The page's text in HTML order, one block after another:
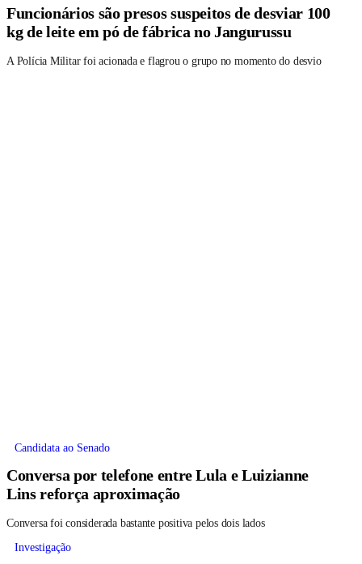
Funcionários são presos suspeitos de desviar 100
kg de leite em pó de fábrica no Jangurussu
A Polícia Militar foi acionada e flagrou o grupo no momento do desvio
Candidata ao Senado
Conversa por telefone entre Lula e Luizianne
Lins reforça aproximação
Conversa foi considerada bastante positiva pelos dois lados
Investigação